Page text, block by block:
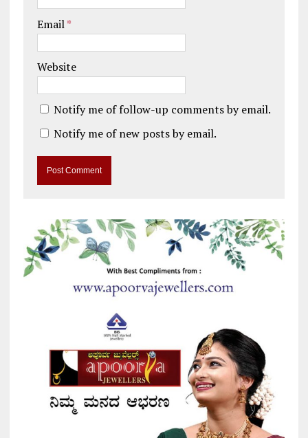
Email*
Website
Notify me of follow-up comments by email.
Notify me of new posts by email.
t
e
r